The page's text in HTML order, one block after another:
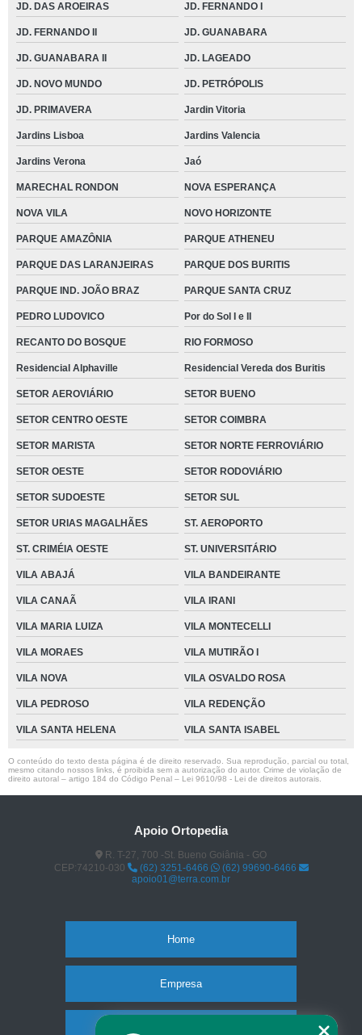
JD. DAS AROEIRAS JD. FERNANDO I
JD. FERNANDO II JD. GUANABARA
JD. GUANABARA II JD. LAGEADO
JD. NOVO MUNDO JD. PETRÓPOLIS
JD. PRIMAVERA Jardin Vitoria
Jardins Lisboa Jardins Valencia
Jardins Verona Jaó
MARECHAL RONDON NOVA ESPERANÇA
NOVA VILA NOVO HORIZONTE
PARQUE AMAZÔNIA PARQUE ATHENEU
PARQUE DAS LARANJEIRAS PARQUE DOS BURITIS
PARQUE IND. JOÃO BRAZ PARQUE SANTA CRUZ
PEDRO LUDOVICO Por do Sol I e II
RECANTO DO BOSQUE RIO FORMOSO
Residencial Alphaville Residencial Vereda dos Buritis
SETOR AEROVIÁRIO SETOR BUENO
SETOR CENTRO OESTE SETOR COIMBRA
SETOR MARISTA SETOR NORTE FERROVIÁRIO
SETOR OESTE SETOR RODOVIÁRIO
SETOR SUDOESTE SETOR SUL
SETOR URIAS MAGALHÃES ST. AEROPORTO
ST. CRIMÉIA OESTE ST. UNIVERSITÁRIO
VILA ABAJÁ VILA BANDEIRANTE
VILA CANAÃ VILA IRANI
VILA MARIA LUIZA VILA MONTECELLI
VILA MORAES VILA MUTIRÃO I
VILA NOVA VILA OSVALDO ROSA
VILA PEDROSO VILA REDENÇÃO
VILA SANTA HELENA VILA SANTA ISABEL
O conteúdo do texto desta página é de direito reservado. Sua reprodução, parcial ou total,
mesmo citando nossos links, é proibida sem a autorização do autor. Crime de violação de
direito autoral – artigo 184 do Código Penal – Lei 9610/98 - Lei de direitos autorais
Apoio Ortopedia
R. T-27, 700 -St. Bueno Goiânia - GO
CEP:74210-030
(62) 3251-6466
(62) 99690-6466
apoio01@terra.com.br
Home
Empresa